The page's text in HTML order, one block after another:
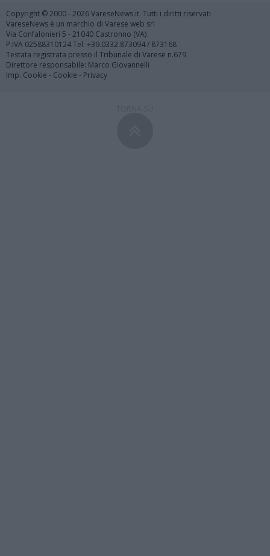
Copyright © 2000 - 2026 VareseNews.it. Tutti i diritti riservati
VareseNews è un marchio di Varese web srl
Via Confalonieri 5 - 21040 Castronno (VA)
P.IVA 02588310124 Tel. +39.0332.873094 / 873168
Testata registrata presso il Tribunale di Varese n.679
Direttore responsabile: Marco Giovannelli
Imp. Cookie - Cookie - Privacy